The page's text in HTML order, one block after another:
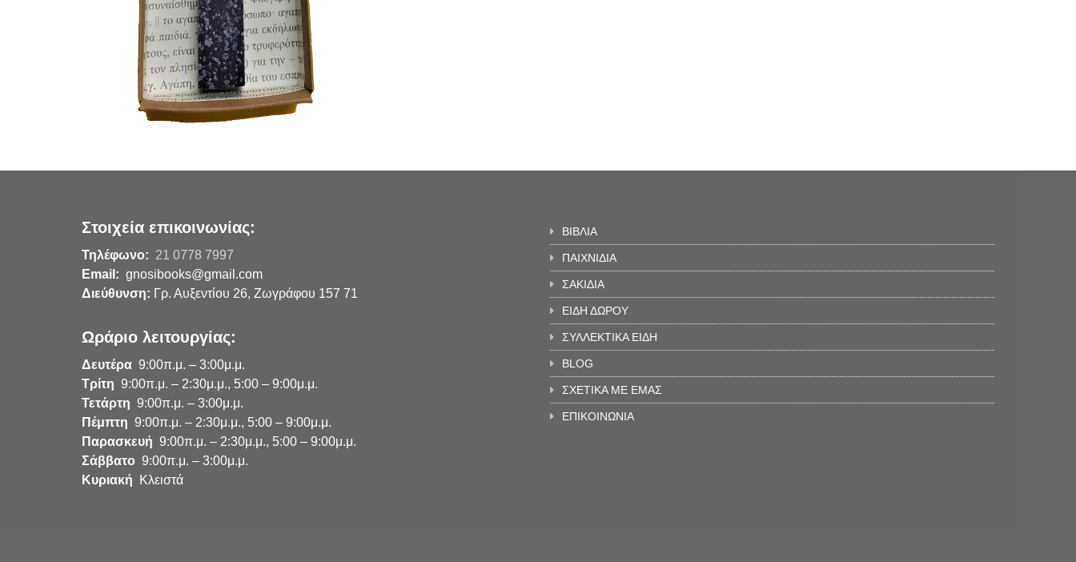
Στοιχεία επικοινωνίας:
Τηλέφωνο: 21 0778 7997
Email: gnosibooks@gmail.com
Διεύθυνση: Γρ. Αυξεντίου 26, Ζωγράφου 157 71
Ωράριο λειτουργίας:
Δευτέρα 9:00π.μ. – 3:00μ.μ.
Τρίτη 9:00π.μ. – 2:30μ.μ., 5:00 – 9:00μ.μ.
Τετάρτη 9:00π.μ. – 3:00μ.μ.
Πέμπτη 9:00π.μ. – 2:30μ.μ., 5:00 – 9:00μ.μ.
Παρασκευή 9:00π.μ. – 2:30μ.μ., 5:00 – 9:00μ.μ.
Σάββατο 9:00π.μ. – 3:00μ.μ.
Κυριακή Κλειστά
ΒΙΒΛΙΑ
ΠΑΙΧΝΙΔΙΑ
ΣΑΚΙΔΙΑ
ΕΙΔΗ ΔΩΡΟΥ
ΣΥΛΛΕΚΤΙΚΑ ΕΙΔΗ
BLOG
ΣΧΕΤΙΚΑ ΜΕ ΕΜΑΣ
ΕΠΙΚΟΙΝΩΝΙΑ